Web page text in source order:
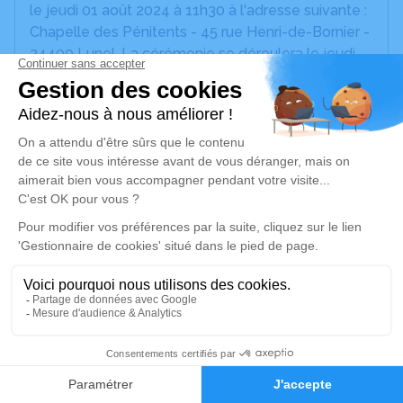
Faire-part Hommages
le jeudi 01 août 2024 à 11h30 à l'adresse suivante :
Chapelle des Pénitents - 45 rue Henri-de-Bornier -
34400 Lunel. La cérémonie se déroulera le jeudi
01 août 2024 à 14h00 à l'adresse suivante :
Crematorium du Gard - 490 Rue Max Chabaud -
30000 Nîmes.
Cet espace privé est destiné à recueillir vos
condoléances ou le souvenir d’un moment passé.
Un service de plantation d’arbre hommage est
disponible ici .
Je rends hommage
Cérémonie civile
Information indisponible
Complexe Funéraire de Grammont de